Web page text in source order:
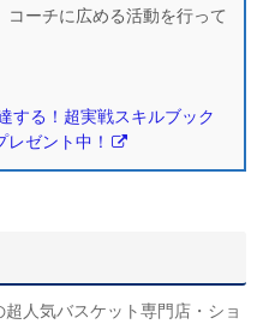
コーチに広める活動を行って
する！超実戦スキルブック
ゼント中！
超人気バスケット専門店・ショ